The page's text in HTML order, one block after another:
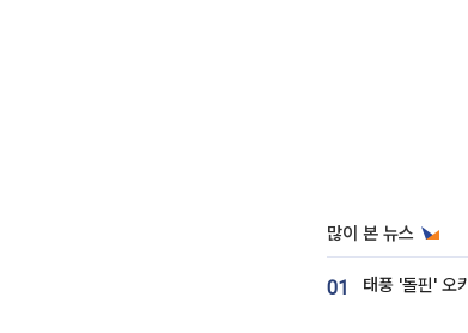
많이 본 뉴스
01